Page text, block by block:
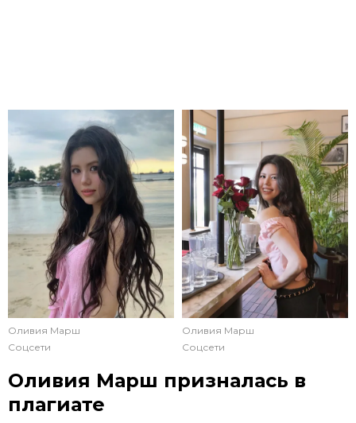
Оливия Марш
Соцсети
Оливия Марш
Соцсети
Оливия Марш призналась в
плагиате